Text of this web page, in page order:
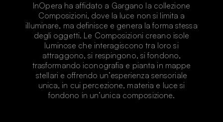
InOpera ha affidato a Gargano la collezione
Composizioni, dove la luce non si limita a
illuminare, ma definisce e genera la forma stessa
degli oggetti. Le Composizioni creano isole
luminose che interagiscono tra loro si
attraggono, si respingono, si fondono,
trasformando iconografia e pianta in mappe
stellari e offrendo un’esperienza sensoriale
unica, in cui percezione, materia e luce si
fondono in un’unica composizione.